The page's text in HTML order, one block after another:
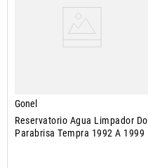
Gonel
Reservatorio Agua Limpador Do
Parabrisa Tempra 1992 A 1999